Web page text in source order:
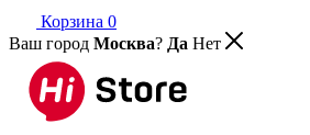
Корзина 0
Ваш город Москва? Да Нет